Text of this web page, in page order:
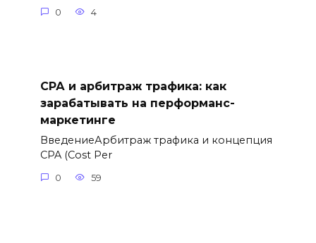
0 4
СРА и арбитраж трафика: как
зарабатывать на перформанс-
маркетинге
ВведениеАрбитраж трафика и концепция
CPA (Cost Per
0 59